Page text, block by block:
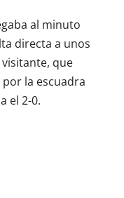
al minuto
directa a unos
que
la escuadra
el 2-0.